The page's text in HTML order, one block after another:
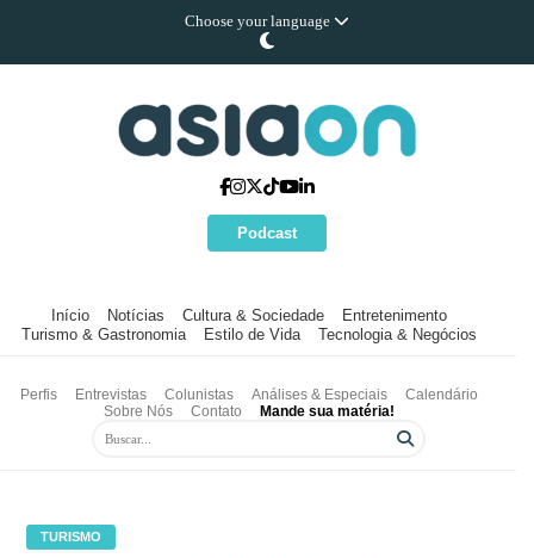
Choose your language
Podcast
Início Notícias Cultura & Sociedade
Entretenimento
Turismo & Gastronomia
Estilo de Vida Tecnologia & Negócios
Perfis Entrevistas Colunistas Análises & Especiais
Calendário
Sobre Nós
Contato Mande sua matéria!
TURISMO